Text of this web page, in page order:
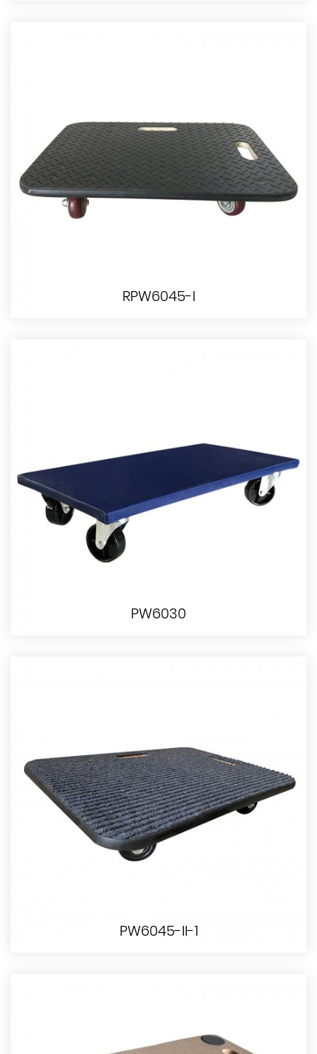
RPW6045-I
PW6030
PW6045-II-1